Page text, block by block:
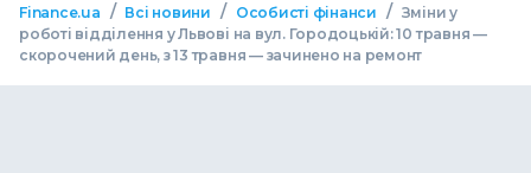
Finance.ua / Всі новини / Особисті фінанси / Зміни у
роботі відділення у Львові на вул. Городоцькій: 10 травня —
скорочений день, з 13 травня — зачинено на ремонт